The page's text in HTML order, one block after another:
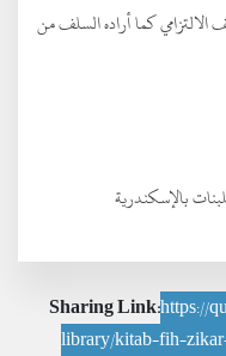
بالإسكندرية
الالتزامي كما أراده السلف من
Sharing Link:https://
library/kitab-fih-